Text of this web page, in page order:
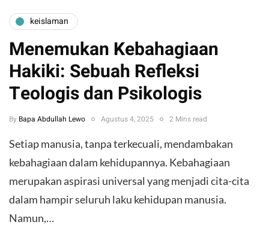
keislaman
Menemukan Kebahagiaan
Hakiki: Sebuah Refleksi
Teologis dan Psikologis
By Bapa Abdullah Lewo Agustus 4, 2025 2 Mins read
Setiap manusia, tanpa terkecuali, mendambakan
kebahagiaan dalam kehidupannya. Kebahagiaan
merupakan aspirasi universal yang menjadi cita-cita
dalam hampir seluruh laku kehidupan manusia.
Namun,…